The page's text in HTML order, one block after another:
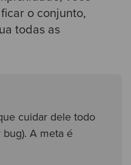
o conjunto,
todas as
cuidar dele todo
A meta é